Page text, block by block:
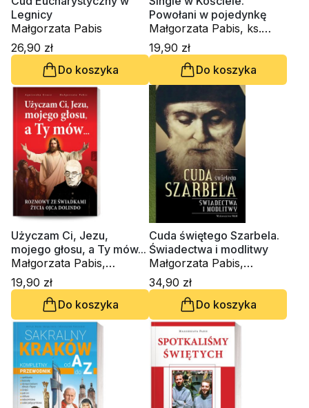
Legnicy
Małgorzata Pabis
26,90 zł
Do koszyka
Powołani w pojedynkę
Małgorzata Pabis, ks.
Janusz Kościelniak
19,90 zł
Do koszyka
Użyczam Ci, Jezu,
mojego głosu, a Ty mów...
Małgorzata Pabis,
Agnieszka Gracz
19,90 zł
Do koszyka
Cuda świętego Szarbela.
Świadectwa i modlitwy
Małgorzata Pabis,
Katarzyna Stokłosa
34,90 zł
Do koszyka